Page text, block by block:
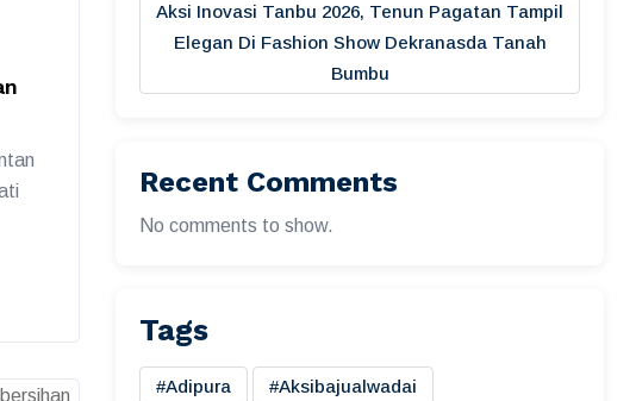
Aksi Inovasi Tanbu 2026, Tenun Pagatan Tampil
Elegan Di Fashion Show Dekranasda Tanah
Bumbu
Recent Comments
No comments to show.
Tags
#adipura #aksibajualwadai